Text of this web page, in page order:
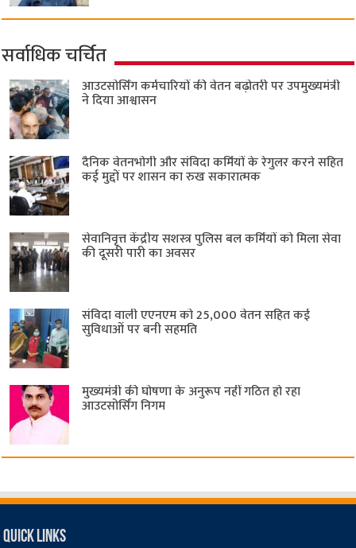
सर्वाधिक चर्चित
आउटसोर्सिंग कर्मचारियों की वेतन बढ़ोतरी पर उपमुख्यमंत्री
ने दिया आश्वासन
दैनिक वेतनभोगी और संविदा कर्मियों के रेगुलर करने सहित
कई मुद्दों पर शासन का रुख सकारात्मक
सेवानिवृत्त केंद्रीय सशस्त्र पुलिस बल ​कर्मियों को मिला सेवा
की दूसरी पारी का अवसर
संविदा वाली एएनएम को 25,000 वेतन सहित कई
सुविधाओं पर बनी सहमति
मुख्यमंत्री की घोषणा के अनुरूप नहीं गठित हो रहा
आउटसोर्सिंग निगम
Quick Links